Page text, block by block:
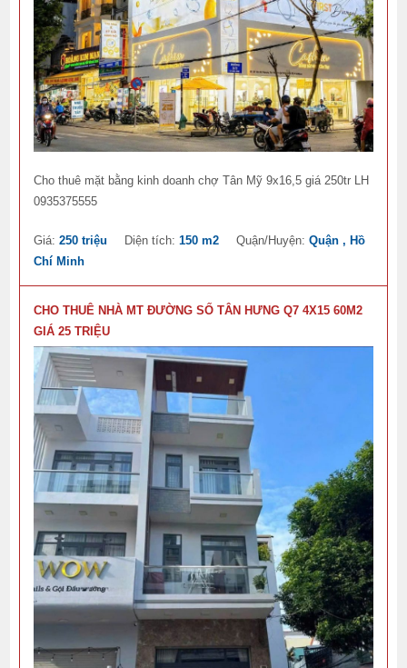
Cho thuê mặt bằng kinh doanh chợ Tân Mỹ 9x16,5 giá 250tr LH
0935375555
Giá:250 triệu Diện tích:150 m2 Quận/Huyện:Quận , Hồ
Chí Minh
CHO THUÊ NHÀ MT ĐƯỜNG SỐ TÂN HƯNG Q7 4X15 60M2
GIÁ 25 TRIỆU